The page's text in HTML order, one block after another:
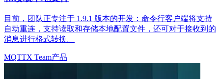
目前，团队正专注于 1.9.1 版本的开发：命令行客户端将支持
自动重连，支持读取和存储本地配置文件，还可对于接收到的
消息进行格式转换。
MQTTX Team产品